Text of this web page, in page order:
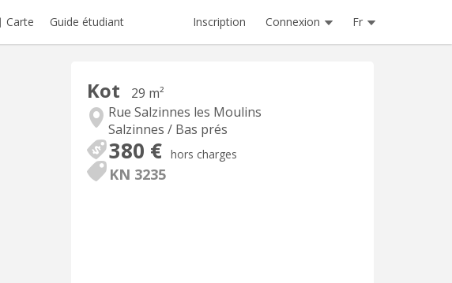
Carte Guide étudiant Inscription Connexion Fr
Kot
29 m²
Rue Salzinnes les Moulins
Salzinnes / Bas prés
380 € hors charges
KN 3235